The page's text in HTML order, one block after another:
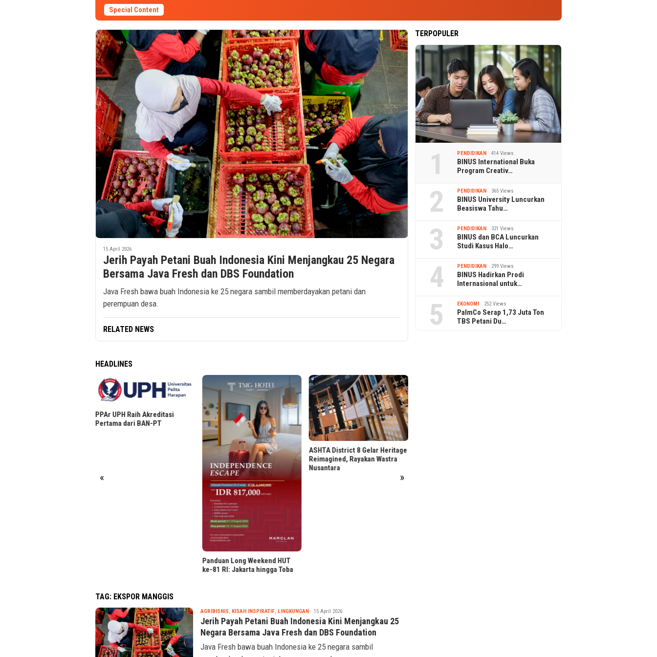
Special Content
15 April 2026
Jerih Payah Petani Buah Indonesia Kini Menjangkau 25 Negara
Bersama Java Fresh dan DBS Foundation
Java Fresh bawa buah Indonesia ke 25 negara sambil memberdayakan petani dan
perempuan desa.
RELATED NEWS
HEADLINES
« »
PPAr UPH Raih Akreditasi
Pertama dari BAN-PT
Panduan Long Weekend HUT
ke-81 RI: Jakarta hingga Toba
ASHTA District 8 Gelar Heritage
Reimagined, Rayakan Wastra
Nusantara
TAG: EKSPOR MANGGIS
AGRIBISNIS, KISAH INSPIRATIF, LINGKUNGANTsaqif
Ridwan
15 April 2026
Jerih Payah Petani Buah Indonesia Kini Menjangkau 25
Negara Bersama Java Fresh dan DBS Foundation
Java Fresh bawa buah Indonesia ke 25 negara sambil
TERPOPULER
1 PENDIDIKAN 414 Views
BINUS International Buka
Program Creativ…
2 PENDIDIKAN 365 Views
BINUS University Luncurkan
Beasiswa Tahu…
3 PENDIDIKAN 321 Views
BINUS dan BCA Luncurkan
Studi Kasus Halo…
4 PENDIDIKAN 299 Views
BINUS Hadirkan Prodi
Internasional untuk…
5 EKONOMI 252 Views
PalmCo Serap 1,73 Juta Ton
TBS Petani Du…